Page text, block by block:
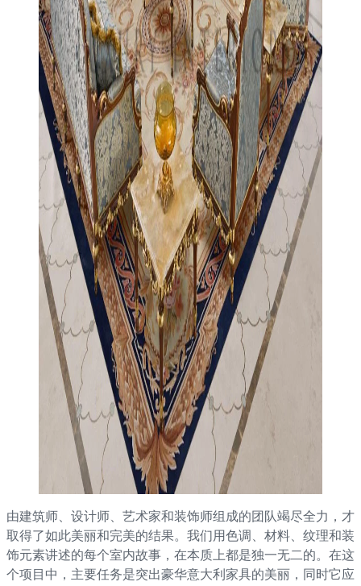
由建筑师、设计师、艺术家和装饰师组成的团队竭尽全力，才
取得了如此美丽和完美的结果。我们用色调、材料、纹理和装
饰元素讲述的每个室内故事，在本质上都是独一无二的。在这
个项目中，主要任务是突出豪华意大利家具的美丽，同时它应